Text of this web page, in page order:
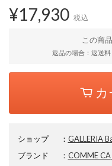
¥17,930 税込
この商
返品の場合：返送
カ
ショップ ： GALLERIA
ブランド
： COMME CA